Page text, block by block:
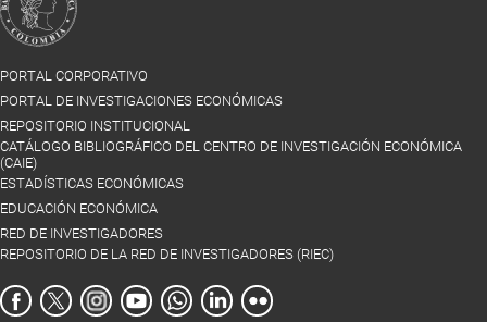
PORTAL CORPORATIVO
PORTAL DE INVESTIGACIONES ECONÓMICAS
REPOSITORIO INSTITUCIONAL
CATÁLOGO BIBLIOGRÁFICO DEL CENTRO DE INVESTIGACIÓN ECONÓMICA
(CAIE)
ESTADÍSTICAS ECONÓMICAS
EDUCACIÓN ECONÓMICA
RED DE INVESTIGADORES
REPOSITORIO DE LA RED DE INVESTIGADORES (RIEC)